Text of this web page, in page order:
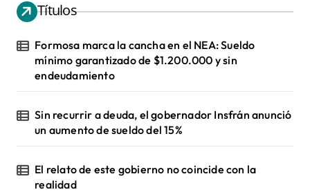
Títulos
Formosa marca la cancha en el NEA: Sueldo
mínimo garantizado de $1.200.000 y sin
endeudamiento
Sin recurrir a deuda, el gobernador Insfrán anunció
un aumento de sueldo del 15%
El relato de este gobierno no coincide con la
realidad